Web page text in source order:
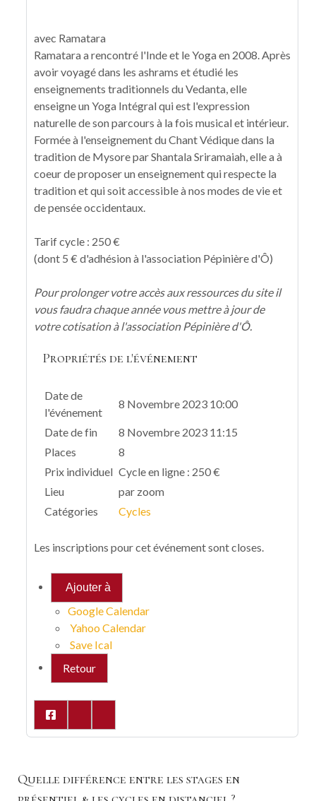
avec Ramatara
Ramatara a rencontré l'Inde et le Yoga en 2008. Après
avoir voyagé dans les ashrams et étudié les
enseignements traditionnels du Vedanta, elle
enseigne un Yoga Intégral qui est l'expression
naturelle de son parcours à la fois musical et intérieur.
Formée à l'enseignement du Chant Védique dans la
tradition de Mysore par Shantala Sriramaiah, elle a à
coeur de proposer un enseignement qui respecte la
tradition et qui soit accessible à nos modes de vie et
de pensée occidentaux.
Tarif cycle : 250 €
(dont 5 € d'adhésion à l'association Pépinière d'Ô)
Pour prolonger votre accès aux ressources du site il
vous faudra chaque année vous mettre à jour de
votre cotisation à l'association Pépinière d'Ô.
Propriétés de l'événement
Date de
l'événement
8 Novembre 2023 10:00
Date de fin
8 Novembre 2023 11:15
Places
8
Prix individuel Cycle en ligne : 250 €
Lieu
par zoom
Catégories
Cycles
Les inscriptions pour cet événement sont closes.
Ajouter à
Google Calendar
Yahoo Calendar
Save Ical
Retour
Quelle différence entre les stages en